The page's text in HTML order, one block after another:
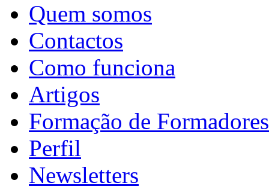
Quem somos
Contactos
Como funciona
Artigos
Formação de Formadores
Perfil
Newsletters